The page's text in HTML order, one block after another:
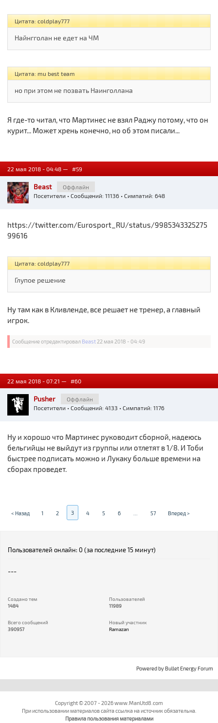
Цитата: coldplay777
Найнгголан не едет на ЧМ
Цитата: mu best team
но при этом не позвать Наинголлана
Я где-то читал, что Мартинес не взял Раджу потому, что он
курит... Может хрень конечно, но об этом писали...
22 мая 2018 - 04:48 — #59
Beast
Оффлайн
Посетители • Сообщений: 11136 • Симпатий: 648
https://twitter.com/Eurosport_RU/status/9985343325275
99616
Цитата: coldplay777
Глупое решение
Ну там как в Кливленде, все решает не тренер, а главный
игрок.
Сообщение отредактировал Beast 22 мая 2018 - 04:49
22 мая 2018 - 07:21 — #60
Pusher
Оффлайн
Посетители • Сообщений: 4133 • Симпатий: 1176
Ну и хорошо что Мартинес руководит сборной, надеюсь
бельгийцы не выйдут из группы или отлетят в 1/8. И Тоби
быстрее подписать можно и Лукаку больше времени на
сборах проведет.
< Назад 1 2 3 4 5 6 57 Вперед >
Пользователей онлайн: 0 (за последние 15 минут)
---
Создано тем
1484
Всего сообщений
390957
Пользователей
11989
Новый участник
Ramazan
Powered by Bullet Energy Forum
Copyright © 2007 - 2026 www.ManUtd8.com
При использовании материалов сайта ссылка на источник обязательна.
Правила пользования материалами